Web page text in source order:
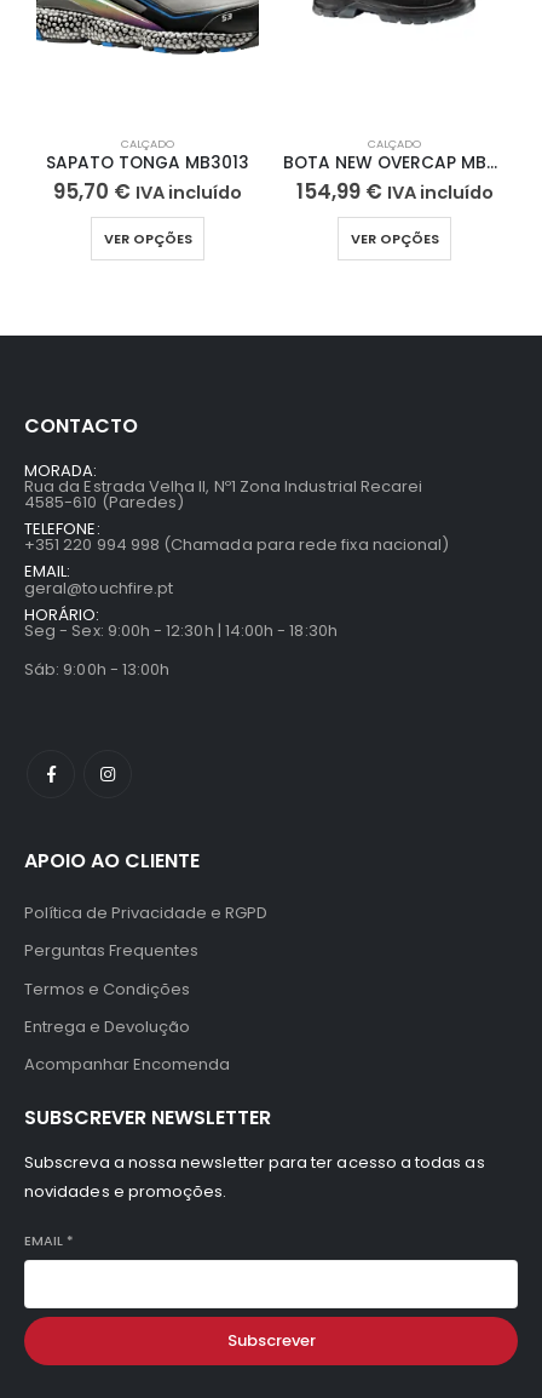
CALÇADO
SAPATO TONGA MB3013
95,70 € IVA incluído
VER OPÇÕES
CALÇADO
BOTA NEW OVERCAP MB2813
154,99 € IVA incluído
VER OPÇÕES
CONTACTO
MORADA:
Rua da Estrada Velha II, Nº1 Zona Industrial Recarei
4585-610 (Paredes)
TELEFONE:
+351 220 994 998 (Chamada para rede fixa nacional)
EMAIL:
geral@touchfire.pt
HORÁRIO:
Seg - Sex: 9:00h - 12:30h | 14:00h - 18:30h
Sáb: 9:00h - 13:00h
APOIO AO CLIENTE
Política de Privacidade e RGPD
Perguntas Frequentes
Termos e Condições
Entrega e Devolução
Acompanhar Encomenda
SUBSCREVER NEWSLETTER
Subscreva a nossa newsletter para ter acesso a todas as
novidades e promoções.
EMAIL *
Subscrever